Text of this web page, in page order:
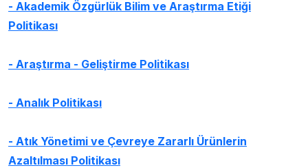
- Akademik Özgürlük Bilim ve Araştırma Etiği
Politikası
- Araştırma - Geliştirme Politikası
- Analık Politikası
- Atık Yönetimi ve Çevreye Zararlı Ürünlerin
Azaltılması Politikası